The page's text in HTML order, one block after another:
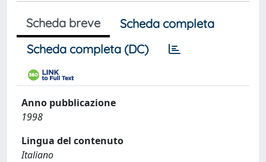
Scheda breve
Scheda completa
Scheda completa (DC)
Anno pubblicazione
1998
Lingua del contenuto
Italiano